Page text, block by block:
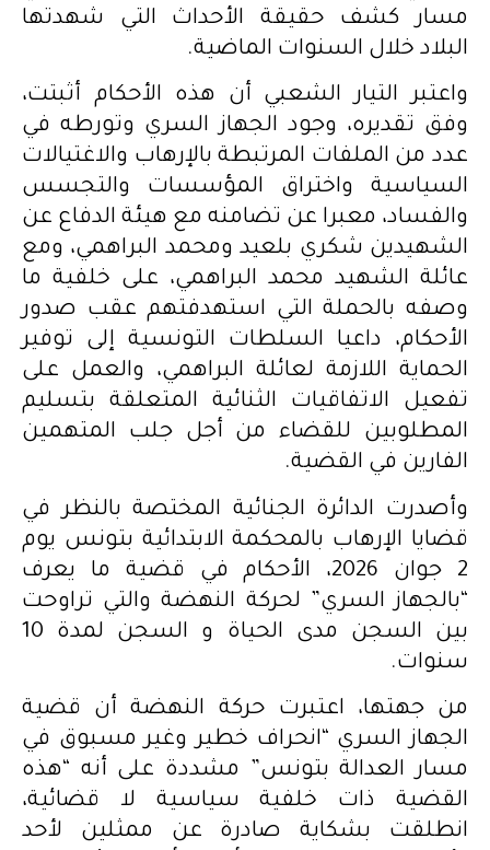
مسار كشف حقيقة الأحداث التي شهدتها
البلاد خلال السنوات الماضية.
واعتبر التيار الشعبي أن هذه الأحكام أثبتت،
وفق تقديره، وجود الجهاز السري وتورطه في
عدد من الملفات المرتبطة بالإرهاب والاغتيالات
السياسية واختراق المؤسسات والتجسس
والفساد، معبرا عن تضامنه مع هيئة الدفاع عن
الشهيدين شكري بلعيد ومحمد البراهمي، ومع
عائلة الشهيد محمد البراهمي، على خلفية ما
وصفه بالحملة التي استهدفتهم عقب صدور
الأحكام، داعيا السلطات التونسية إلى توفير
الحماية اللازمة لعائلة البراهمي، والعمل على
تفعيل الاتفاقيات الثنائية المتعلقة بتسليم
المطلوبين للقضاء من أجل جلب المتهمين
الفارين في القضية.
وأصدرت الدائرة الجنائية المختصة بالنظر في
قضايا الإرهاب بالمحكمة الابتدائية بتونس يوم
2 جوان 2026، الأحكام في قضية ما يعرف
“بالجهاز السري” لحركة النهضة والتي تراوحت
بين السجن مدى الحياة و السجن لمدة 10
سنوات.
من جهتها، اعتبرت حركة النهضة أن قضية
الجهاز السري “انحراف خطير وغير مسبوق في
مسار العدالة بتونس” مشددة على أنه “هذه
القضية ذات خلفية سياسية لا قضائية،
انطلقت بشكاية صادرة عن ممثلين لأحد